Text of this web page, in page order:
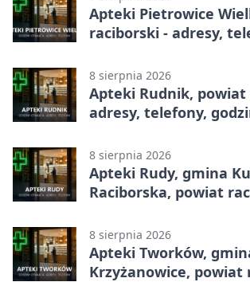
Apteki Pietrowice
raciborski - adresy,
8 sierpnia 2026
Apteki Rudnik,
adresy, telefony,
8 sierpnia 2026
Apteki Rudy, gmina
Raciborska, powiat
8 sierpnia 2026
Apteki Tworków,
Krzyżanowice, powiat